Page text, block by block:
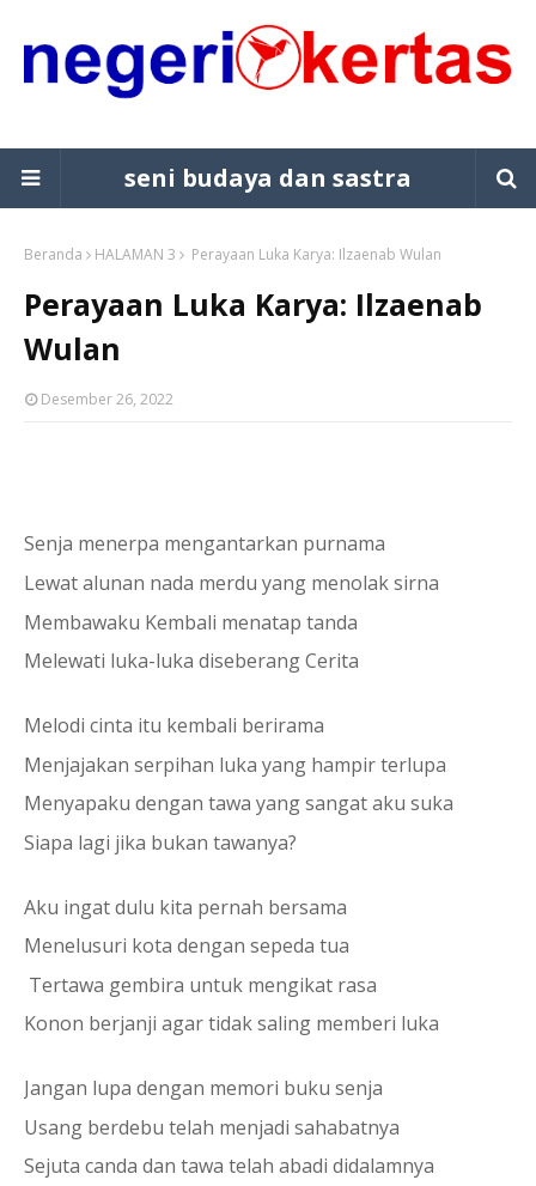
seni budaya dan sastra
Beranda HALAMAN 3 Perayaan Luka Karya: Ilzaenab Wulan
Perayaan Luka Karya: Ilzaenab
Wulan
Desember 26, 2022
Senja menerpa mengantarkan purnama
Lewat alunan nada merdu yang menolak sirna
Membawaku Kembali menatap tanda
Melewati luka-luka diseberang Cerita
Melodi cinta itu kembali berirama
Menjajakan serpihan luka yang hampir terlupa
Menyapaku dengan tawa yang sangat aku suka
Siapa lagi jika bukan tawanya?
Aku ingat dulu kita pernah bersama
Menelusuri kota dengan sepeda tua
Tertawa gembira untuk mengikat rasa
Konon berjanji agar tidak saling memberi luka
Jangan lupa dengan memori buku senja
Usang berdebu telah menjadi sahabatnya
Sejuta canda dan tawa telah abadi didalamnya